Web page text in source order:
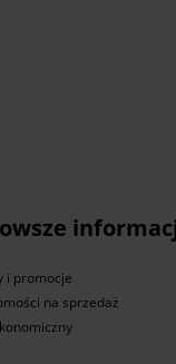
i promocje
na sprzedaż